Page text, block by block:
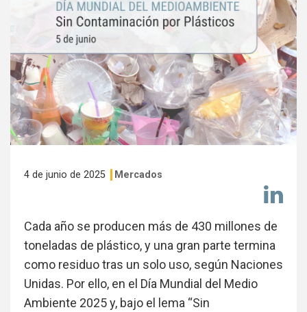
4 de junio de 2025 Mercados
en
Cada año se producen más de 430 millones de
toneladas de plástico, y una gran parte termina
como residuo tras un solo uso, según Naciones
Unidas. Por ello, en el Día Mundial del Medio
Ambiente 2025 y, bajo el lema “Sin